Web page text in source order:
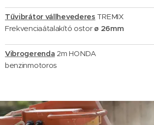
Tűvibrátor vállhevederes TREMIX
Frekvenciaátalakító ostor ø 26mm
Vibrogerenda 2m HONDA
benzinmotoros